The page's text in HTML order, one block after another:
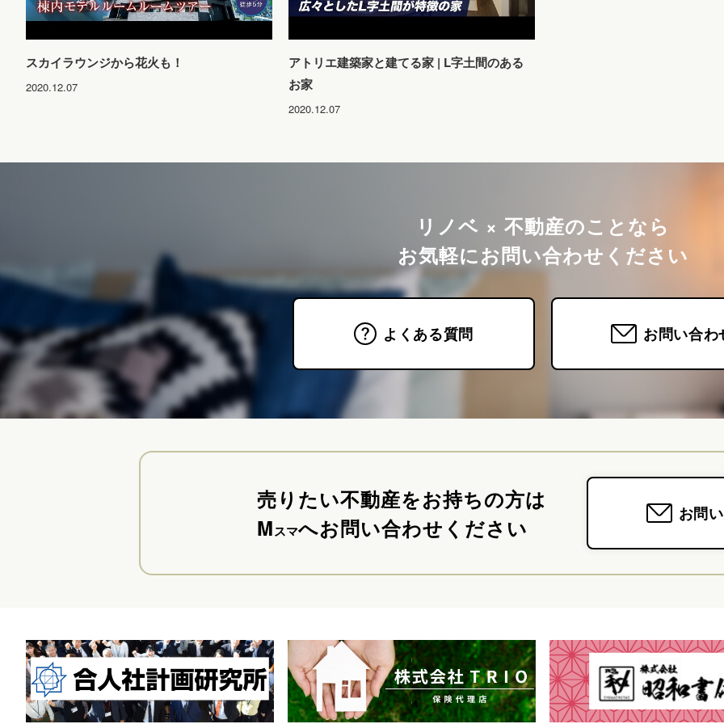
スカイラウンジから花火も！
2020.12.07
アトリエ建築家と建てる家 | L字土間のある
お家
2020.12.07
リノベ × 不動産のことなら
お気軽にお問い合わせください
よくある質問 お問い合わ
売りたい不動産をお持ちの方は
Mスマへお問い合わせください
お問